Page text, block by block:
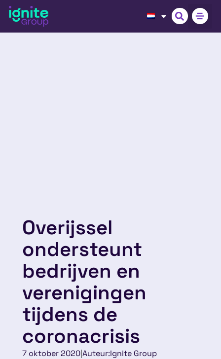
Overijssel
ondersteunt
bedrijven en
verenigingen
tijdens de
coronacrisis
7 oktober 2020|Auteur:Ignite Group